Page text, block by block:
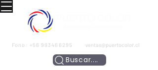
Fono: +56 993466295 ventas@puertocolor.cl
Buscar....